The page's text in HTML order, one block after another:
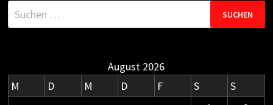
Suchen
nach:
August 2026
M
D M D F S
S